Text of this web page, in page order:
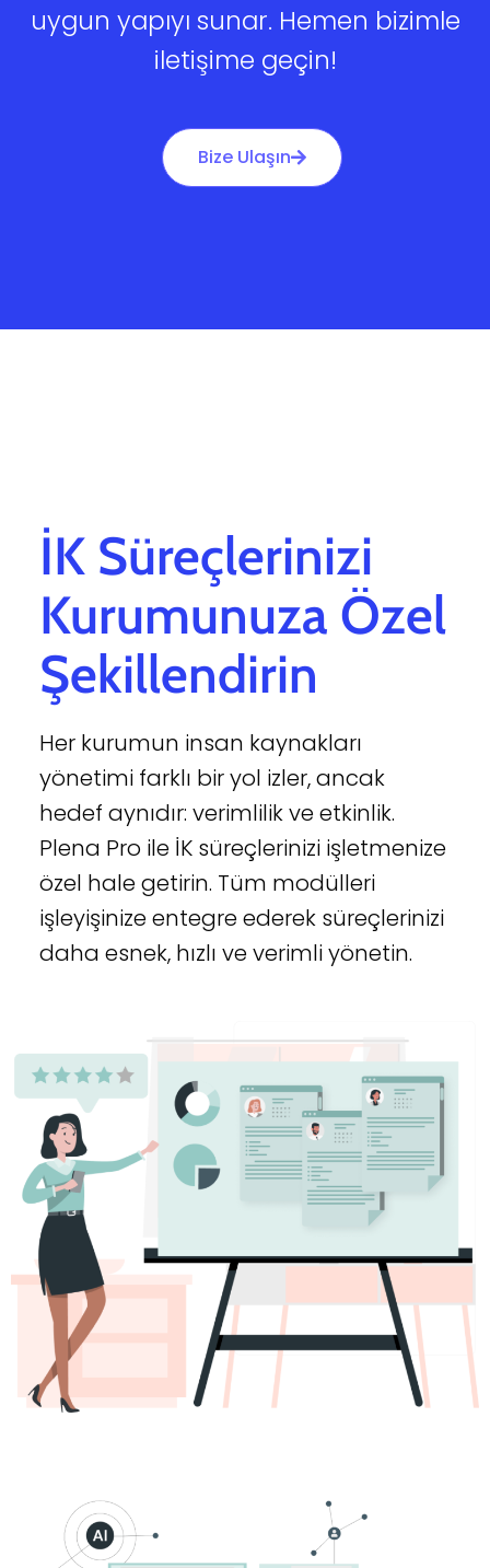
uygun yapıyı sunar. Hemen bizimle
iletişime geçin!
Bize Ulaşın
İK Süreçlerinizi
Kurumunuza Özel
Şekillendirin
Her kurumun insan kaynakları
yönetimi farklı bir yol izler, ancak
hedef aynıdır: verimlilik ve etkinlik.
Plena Pro ile İK süreçlerinizi işletmenize
özel hale getirin. Tüm modülleri
işleyişinize entegre ederek süreçlerinizi
daha esnek, hızlı ve verimli yönetin.